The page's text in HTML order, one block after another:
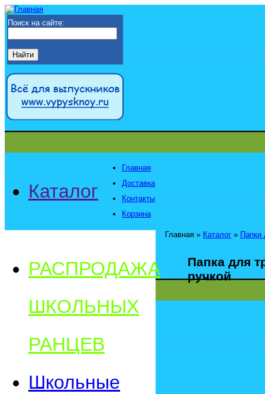
Поиск на сайте:
Каталог
Главная
Доставка
Контакты
Корзина
РАСПРОДАЖА
ШКОЛЬНЫХ
РАНЦЕВ
Школьные
Главная » Каталог » Папки
Папка для
ручкой